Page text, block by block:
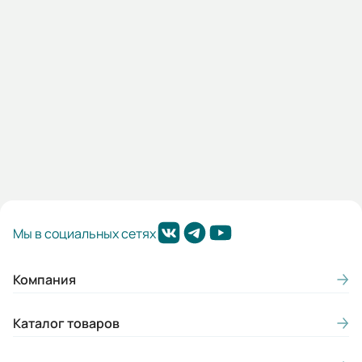
Мы в социальных сетях
Компания
Каталог товаров